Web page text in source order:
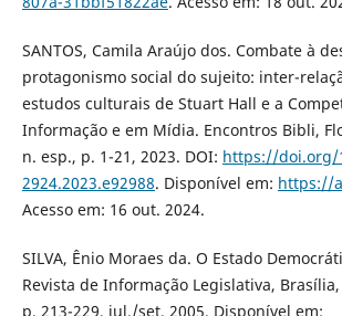
SANTOS, Camila Araújo dos. Combate à
protagonismo social do sujeito: inter-
estudos culturais de Stuart Hall e a
Informação e em Mídia. Encontros Bibli,
n. esp., p. 1-21, 2023. DOI: https://doi.org/
2924.2023.e92988. Disponível em: https://
Acesso em: 16 out. 2024.
SILVA, Ênio Moraes da. O Estado
Revista de Informação Legislativa, Brasília,
p. 213-229, jul./set. 2005. Disponível em: